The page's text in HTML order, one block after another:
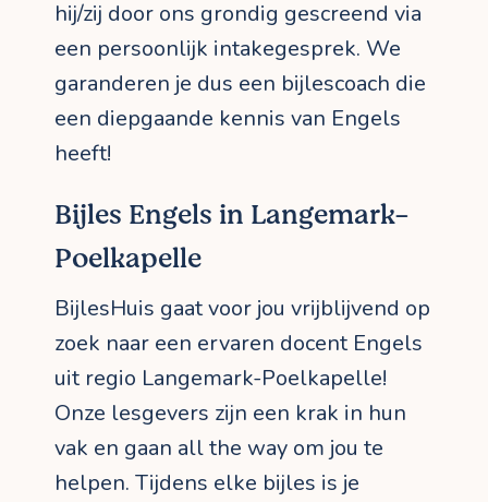
hij/zij door ons grondig gescreend via
een persoonlijk intakegesprek. We
garanderen je dus een bijlescoach die
een diepgaande kennis van Engels
heeft!
Bijles Engels in Langemark-
Poelkapelle
BijlesHuis gaat voor jou vrijblijvend op
zoek naar een ervaren docent Engels
uit regio Langemark-Poelkapelle!
Onze lesgevers zijn een krak in hun
vak en gaan all the way om jou te
helpen. Tijdens elke bijles is je